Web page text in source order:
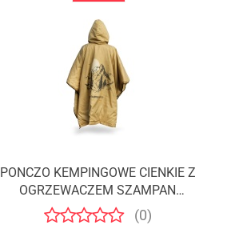
PONCZO KEMPINGOWE CIENKIE Z
OGRZEWACZEM SZAMPAN
/OFFLANDER(0)